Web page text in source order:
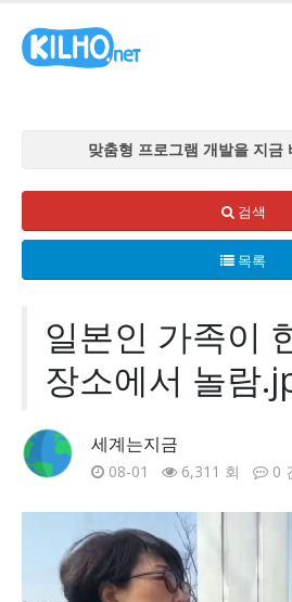
맞춤형 프로그램 개발을 지금
맞춤형 프로그램 개발을 지금
맞춤형 프로그램 개발을 지금
맞춤형 프로그램 개발을 지금
검색
목록
일본인 가족이
장소에서 놀람
세계는지금
08-01 6,311 회 0